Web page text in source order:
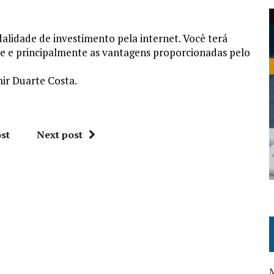
de investimento pela internet. Você terá
e principalmente as vantagens proporcionadas pelo
Duarte Costa.
Next post